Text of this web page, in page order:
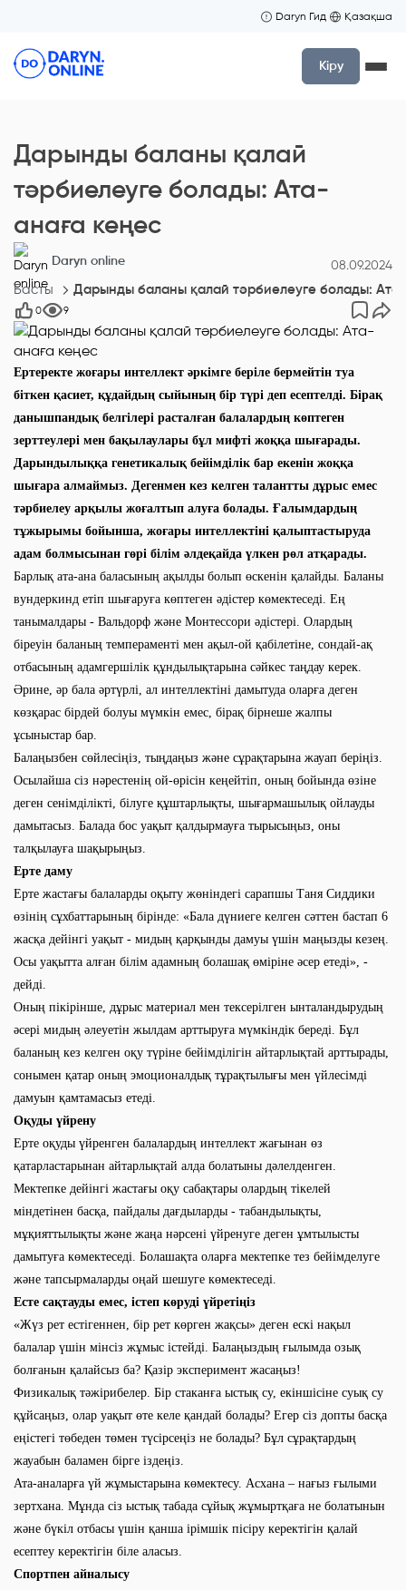
Daryn Гид Қазақша
Кіру
Дарынды баланы қалай
тәрбиелеуге болады: Ата-
анаға кеңес
Daryn online 08.09.2024
Басты Дарынды баланы қалай тәрбиелеуге болады:
0 9
Ертеректе жоғары интеллект әркімге беріле бермейтін туа
біткен қасиет, құдайдың сыйының бір түрі деп есептелді. Бірақ
данышпандық белгілері расталған балалардың көптеген
зерттеулері мен бақылаулары бұл мифті жоққа шығарады.
Дарындылыққа генетикалық бейімділік бар екенін жоққа
шығара алмаймыз. Дегенмен кез келген талантты дұрыс емес
тәрбиелеу арқылы жоғалтып алуға болады. Ғалымдардың
тұжырымы бойынша, жоғары интеллектіні қалыптастыруда
адам болмысынан гөрі білім әлдеқайда үлкен рөл атқарады.
Барлық ата-ана баласының ақылды болып өскенін қалайды. Баланы
вундеркинд етіп шығаруға көптеген әдістер көмектеседі. Ең
танымалдары - Вальдорф және Монтессори әдістері. Олардың
біреуін баланың темпераменті мен ақыл-ой қабілетіне, сондай-ақ
отбасының адамгершілік құндылықтарына сәйкес таңдау керек.
Әрине, әр бала әртүрлі, ал интеллектіні дамытуда оларға деген
көзқарас бірдей болуы мүмкін емес, бірақ бірнеше жалпы
ұсыныстар бар.
Балаңызбен сөйлесіңіз, тыңдаңыз және сұрақтарына жауап беріңіз.
Осылайша сіз нәрестенің ой-өрісін кеңейтіп, оның бойында өзіне
деген сенімділікті, білуге ​​құштарлықты, шығармашылық ойлауды
дамытасыз. Балада бос уақыт қалдырмауға тырысыңыз, оны
талқылауға шақырыңыз.
Ерте даму
Ерте жастағы балаларды оқыту жөніндегі сарапшы Таня Сиддики
өзінің сұхбаттарының бірінде: «Бала дүниеге келген сәттен бастап 6
жасқа дейінгі уақыт - мидың қарқынды дамуы үшін маңызды кезең.
Осы уақытта алған білім адамның болашақ өміріне әсер етеді», -
дейді.
Оның пікірінше, дұрыс материал мен тексерілген ынталандырудың
әсері мидың әлеуетін жылдам арттыруға мүмкіндік береді. Бұл
баланың кез келген оқу түріне бейімділігін айтарлықтай арттырады,
сонымен қатар оның эмоционалдық тұрақтылығы мен үйлесімді
дамуын қамтамасыз етеді.
Оқуды үйрену
Ерте оқуды үйренген балалардың интеллект жағынан өз
қатарластарынан айтарлықтай алда болатыны дәлелденген.
Мектепке дейінгі жастағы оқу сабақтары олардың тікелей
міндетінен басқа, пайдалы дағдыларды - табандылықты,
мұқияттылықты және жаңа нәрсені үйренуге деген ұмтылысты
дамытуға көмектеседі. Болашақта оларға мектепке тез бейімделуге
және тапсырмаларды оңай шешуге көмектеседі.
Есте сақтауды емес, істеп көруді үйретіңіз
«Жүз рет естігеннен, бір рет көрген жақсы» деген ескі нақыл
балалар үшін мінсіз жұмыс істейді. Балаңыздың ғылымда озық
болғанын қалайсыз ба? Қазір эксперимент жасаңыз!
Физикалық тәжірибелер. Бір стаканға ыстық су, екіншісіне суық су
құйсаңыз, олар уақыт өте келе қандай болады? Егер сіз допты басқа
еңістегі төбеден төмен түсірсеңіз не болады? Бұл сұрақтардың
жауабын баламен бірге іздеңіз.
Ата-аналарға үй жұмыстарына көмектесу. Асхана – нағыз ғылыми
зертхана. Мұнда сіз ыстық табада сұйық жұмыртқаға не болатынын
және бүкіл отбасы үшін қанша ірімшік пісіру керектігін қалай
есептеу керектігін біле аласыз.
Спортпен айналысу